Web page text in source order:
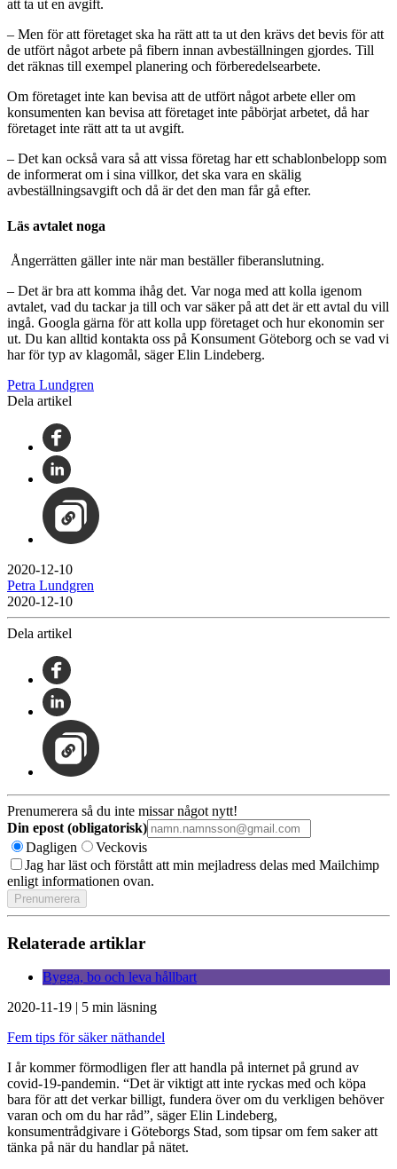
att ta ut en avgift.
– Men för att företaget ska ha rätt att ta ut den krävs det bevis för att
de utfört något arbete på fibern innan avbeställningen gjordes. Till
det räknas till exempel planering och förberedelsearbete.
Om företaget inte kan bevisa att de utfört något arbete eller om
konsumenten kan bevisa att företaget inte påbörjat arbetet, då har
företaget inte rätt att ta ut avgift.
– Det kan också vara så att vissa företag har ett schablonbelopp som
de informerat om i sina villkor, det ska vara en skälig
avbeställningsavgift och då är det den man får gå efter.
Läs avtalet noga
Ångerrätten gäller inte när man beställer fiberanslutning.
– Det är bra att komma ihåg det. Var noga med att kolla igenom
avtalet, vad du tackar ja till och var säker på att det är ett avtal du vill
ingå. Googla gärna för att kolla upp företaget och hur ekonomin ser
ut. Du kan alltid kontakta oss på Konsument Göteborg och se vad vi
har för typ av klagomål, säger Elin Lindeberg.
Petra Lundgren
Dela artikel
2020-12-10
Petra Lundgren
2020-12-10
Dela artikel
Prenumerera så du inte missar något nytt!
Din epost (obligatorisk)
Dagligen
Veckovis
Jag har läst och förstått att min mejladress delas med Mailchimp
enligt informationen ovan.
Relaterade artiklar
Bygga, bo och leva hållbart
2020-11-19 | 5 min läsning
Fem tips för säker näthandel
I år kommer förmodligen fler att handla på internet på grund av
covid-19-pandemin. “Det är viktigt att inte ryckas med och köpa
bara för att det verkar billigt, fundera över om du verkligen behöver
varan och om du har råd”, säger Elin Lindeberg,
konsumentrådgivare i Göteborgs Stad, som tipsar om fem saker att
tänka på när du handlar på nätet.